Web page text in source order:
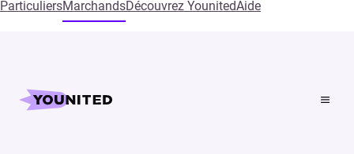
ParticuliersMarchandsDécouvrez YounitedAide
Accueil
Découvrez les avantages du crédit instantané pour les